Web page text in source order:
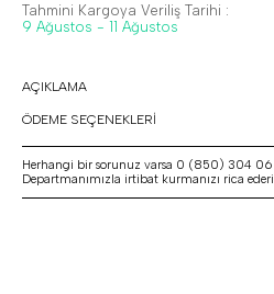
Tahmini Kargoya Veriliş Tarihi :
9 Ağustos - 11 Ağustos
AÇIKLAMA
ÖDEME SEÇENEKLERİ
Herhangi bir sorunuz varsa 0 (850) 304 06
Departmanımızla irtibat kurmanızı rica